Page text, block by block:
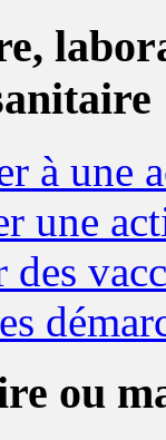
à une
une
des
ou